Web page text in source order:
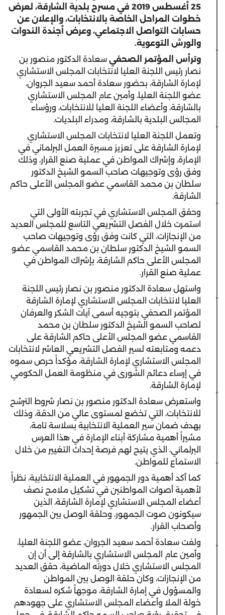
25 أغسطس 2019 في مسرح بلدية الشارقة، لعرض
خطوات المراحل الخاصة بالانتخابات، والإعلان عن
حسابات التواصل الاجتماعي، وعرض أجندة الندوات
والورش التوعوية.
وترأس المؤتمر الصحفي سعادة الدكتور منصور بن
نصار رئيس اللجنة العليا لانتخابات المجلس الاستشاري
لإمارة الشارقة، بحضور سعادة أحمد سعيد الجروان،
عضو اللجنة العليا، وأمين عام المجلس الاستشاري
بالشارقة، وأعضاء اللجنة العليا للانتخابات، ورؤساء
المجالس البلدية بالشارقة، ومدراء البلديات.
وتعمل اللجنة العليا لانتخابات المجلس الاستشاري
لإمارة الشارقة على تعزيز مسيرة العمل البرلماني في
الإمارة، وإشراك المواطن في عملية صنع القرار، وذلك
وفق رؤى وتوجيهات صاحب السمو الشيخ الدكتور
سلطان بن محمد القاسمي عضو المجلس الأعلى حاكم
الشارقة.
وحقق المجلس الاستشاري في تجربته الأولى التي
استمرت خلال الفصل التشريعي التاسع للمجلس العديد
من الإنجازات، التي كانت وفق رؤى وتوجيهات صاحب
السمو الشيخ الدكتور سلطان بن محمد القاسمي عضو
المجلس الأعلى حاكم الشارقة، بإشراك المواطن في
عملية صنع القرار.
واستهل سعادة الدكتور منصور بن نصار رئيس اللجنة
العليا لانتخابات المجلس الاستشاري لإمارة الشارقة
المؤتمر الصحفي بتوجيه أسمى آيات الشكر والعرفان
لصاحب السمو الشيخ الدكتور سلطان بن محمد
القاسمي عضو المجلس الأعلى حاكم الشارقة على
دعمه ومتابعته لسير الفصل التشريعي العاشر لانتخابات
المجلس الاستشاري لإمارة الشارقة، مؤكداً حرص سموه
في إرساء دعائم الشورى في منظومة العمل الحكومي
لإمارة الشارقة.
واستعرض سعادة الدكتور منصور بن نصار شروط الترشح
للانتخابات، التي تخضع لمستوى عالي من الدقة، وذلك
بهدف ضمان سير العملية الانتخابية بسلاسة تامة،
مشيراً أهمية مشاركة أبناء الإمارة في هذا العرس
البرلماني، الذي يتيح لهم فرصة إحداث التغيير من خلال
الاستماع للمواطن.
كما أكد أهمية دور الجمهور في العملية الانتخابية، نظراً
لأهمية أصوات المواطنين في تشكيل ملامح نصف
أعضاء المجلس الاستشاري لإمارة الشارقة، الذين
سيكونون صوت الجمهور، وحلقة الوصل بين الجمهور
وأصحاب القرار.
ولفت سعادة أحمد سعيد الجروان، عضو اللجنة العليا،
وأمين عام المجلس الاستشاري بالشارقة إلى أن إن
المجلس الاستشاري خلال دورته الماضية، حقق العديد
من الإنجازات، وكان حلقة الوصل بين المواطن
والمسؤول في إمارة الشارقة، موجهاً شكره لسعادة
خولة الملا وأعضاء المجلس الاستشاري على جهودهم